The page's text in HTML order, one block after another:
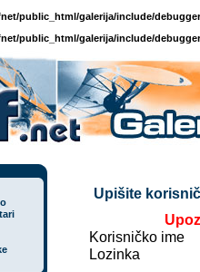
public_html/galerija/include/
public_html/galerija/include/
Upišite
Korisničko ime
Lozinka